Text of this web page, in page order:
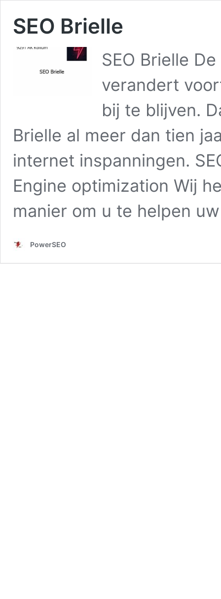
SEO Brielle
SEO Brielle
verandert
bij te blijven.
Brielle al meer dan tien
internet inspanningen.
Engine optimization Wij
manier om u te helpen
PowerSEO